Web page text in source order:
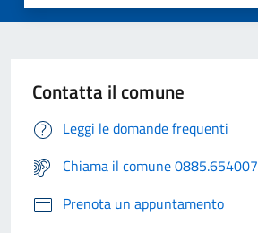
Contatta il comune
Leggi le domande frequenti
Chiama il comune 0885.654007
Prenota un appuntamento